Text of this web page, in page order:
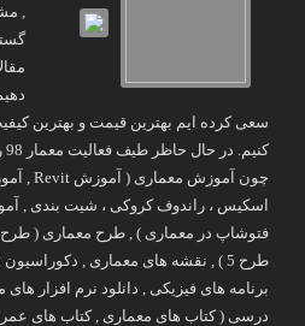
,
سعی کرده ایم بهترین قیمت و بهترین
اسکیس ، راندوف کروکی ، شیت بندی ,
طرح 5 ) , نقشه های معماری ,
برنامه های فیزیکی , دانلود نرم افزار
درسی ( کتاب های معماری , کتاب های